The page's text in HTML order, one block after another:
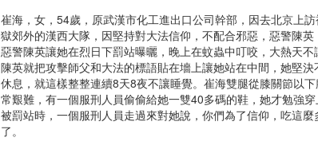
崔海，女，54歲，原武漢市化工進出口公司幹部，因去北京上
獄郊外的漢西大隊，因堅持對大法信仰，不配合邪惡，惡警陳
惡警陳英讓她在烈日下罰站曝曬，晚上在蚊蟲中叮咬，大熱天
陳英就把攻擊師父和大法的標語貼在墻上讓她站在中間，她堅
休息，就這樣整整連續8天8夜不讓睡覺。崔海雙腿從膝關節以
常艱難，有一個服刑人員偷偷給她一雙40多碼的鞋，她才勉強
被罰站時，一個服刑人員走過來對她說，你們為了信仰，吃這
了。